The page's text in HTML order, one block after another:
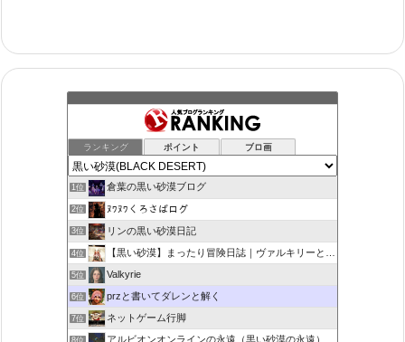
ランキング ポイント ブロ画
1位 倉葉の黒い砂漠ブログ
2位 ﾇﾜﾇﾜくろさばログ
3位 リンの黒い砂漠日記
4位 【黒い砂漠】まったり冒険日誌｜ヴァルキリーと闇の精霊の旅
5位 Valkyrie
6位 przと書いてダレンと解く
7位 ネットゲーム行脚
アルビオンオンラインの永遠（黒い砂漠の永遠）